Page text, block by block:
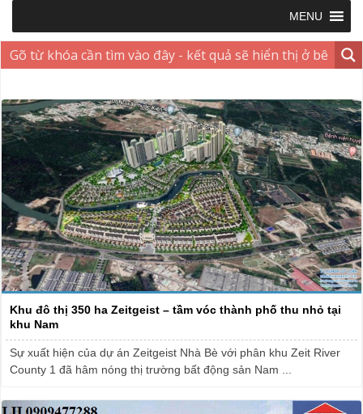
MENU
Khu đô thị 350 ha Zeitgeist – tầm vóc thành phố thu nhỏ tại
khu Nam
Sự xuất hiện của dự án Zeitgeist Nhà Bè với phân khu Zeit River
County 1 đã hâm nóng thị trường bất động sản Nam ...